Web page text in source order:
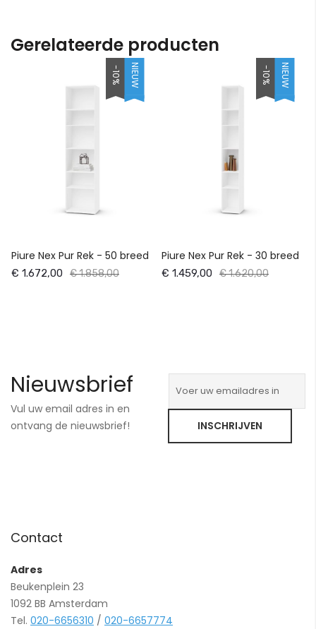
Gerelateerde producten
-10% NIEUW
Piure Nex Pur Rek - 50 breed
€ 1.672,00 € 1.858,00
-10% NIEUW
Piure Nex Pur Rek - 30 breed
€ 1.459,00 € 1.620,00
Nieuwsbrief
Vul uw email adres in en
ontvang de nieuwsbrief!
INSCHRIJVEN
Contact
Adres
Beukenplein 23
1092 BB Amsterdam
Tel. 020-6656310 / 020-6657774